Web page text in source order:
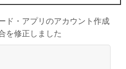
ド・アプリのアカウント作成
を修正しました